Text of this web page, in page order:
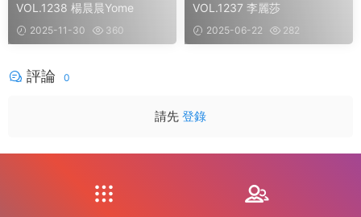
VOL.1238 楊晨晨Yome
2025-11-30 360
VOL.1237 李麗莎
2025-06-22 282
評論 0
請先 登錄